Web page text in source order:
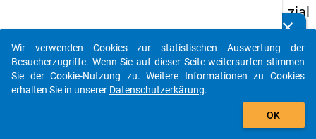
zial
we
sen
s
Details
clear
Kennen Sie Publikationen, die auf Basis unserer
Datenpakete entstanden sind? Dann teilen Sie uns diese
bitte mit...
auto_stories
Wir verwenden Cookies zur statistischen Auswertung der
Besucherzugriffe. Wenn Sie auf dieser Seite weitersurfen stimmen
Sie der Cookie-Nutzung zu. Weitere Informationen zu Cookies
erhalten Sie in unserer Datenschutzerkärung.
OK